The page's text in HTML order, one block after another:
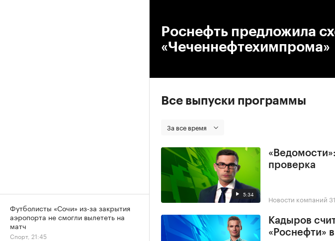
Роснефть предложила
«Чеченнефтехимпрома»
Все выпуски программы
За все время
5:34
проверка
Новости компаний
Кадыров
«Роснефти»
Футболисты «Сочи» из-за закрытия
аэропорта не смогли вылететь на
матч
Спорт, 21:45